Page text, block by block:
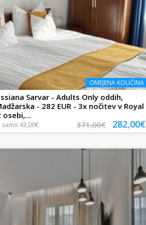
OMEJENA KOLIČINA
Sarvar - Adults Only oddih,
- 282 EUR - 3x nočitev v Royal
osebi,...
samo 43,00€ 371,00€ 282,00€